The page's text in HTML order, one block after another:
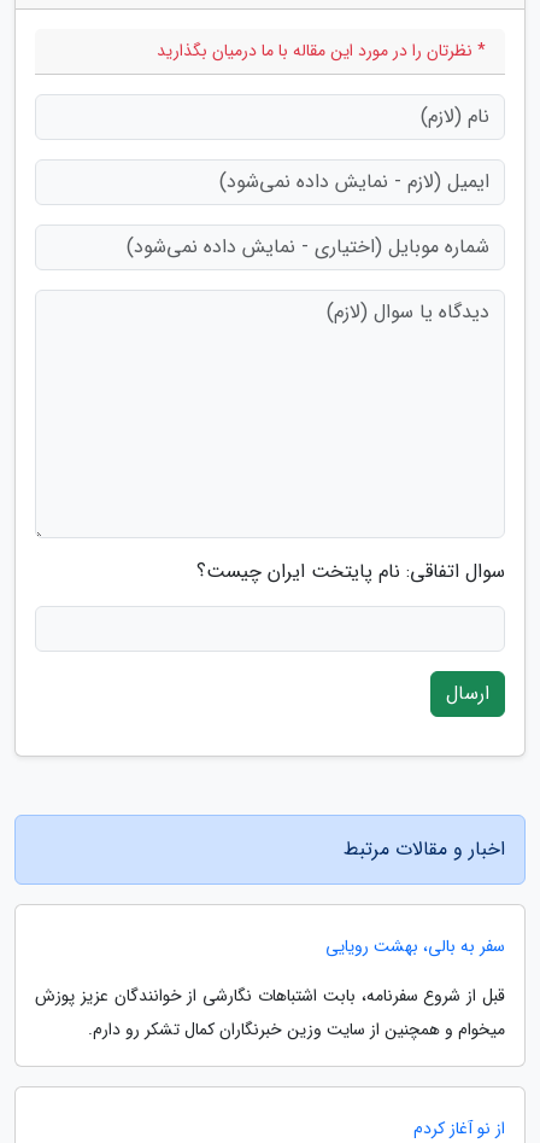
* نظرتان را در مورد این مقاله با ما درمیان بگذارید
سوال اتفاقی: نام پایتخت ایران چیست؟
ارسال
اخبار و مقالات مرتبط
سفر به بالی، بهشت رویایی
قبل از شروع سفرنامه، بابت اشتباهات نگارشی از خوانندگان عزیز پوزش
میخوام و همچنین از سایت وزین خبرنگاران کمال تشکر رو دارم.
از نو آغاز کردم